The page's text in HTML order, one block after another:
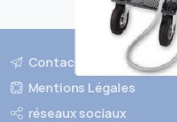
Contactez nous
Mentions Légales
réseaux sociaux